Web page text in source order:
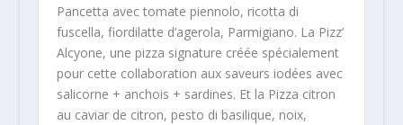
Pancetta avec tomate piennolo, ricotta di
fuscella, fiordilatte d’agerola, Parmigiano. La Pizz’
Alcyone, une pizza signature créée spécialement
pour cette collaboration aux saveurs iodées avec
salicorne + anchois + sardines. Et la Pizza citron
au caviar de citron, pesto di basilique, noix,